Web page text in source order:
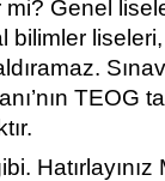
Genel
bilimler
TEOG